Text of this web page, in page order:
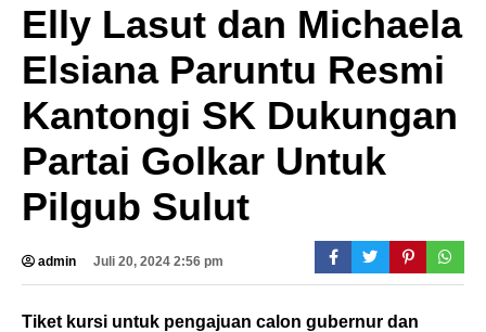
Elly Lasut dan Michaela
Elsiana Paruntu Resmi
Kantongi SK Dukungan
Partai Golkar Untuk
Pilgub Sulut
admin Juli 20, 2024 2:56 pm
Tiket kursi untuk pengajuan calon gubernur dan